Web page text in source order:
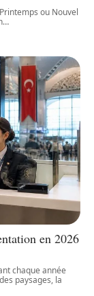
ou Nouvel
…
en 2026
chaque année
paysages, la